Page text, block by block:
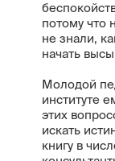
потому что
не знали,
начать
Молодой
институте
этих
искать
книгу в